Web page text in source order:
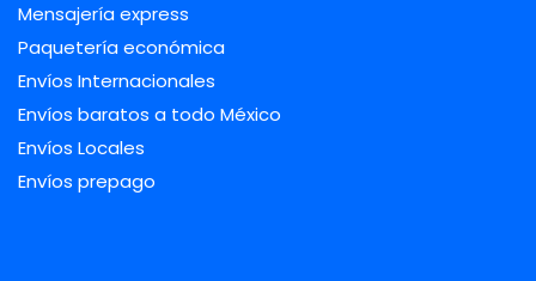
Mensajería express
Paquetería económica
Envíos Internacionales
Envíos baratos a todo México
Envíos Locales
Envíos prepago